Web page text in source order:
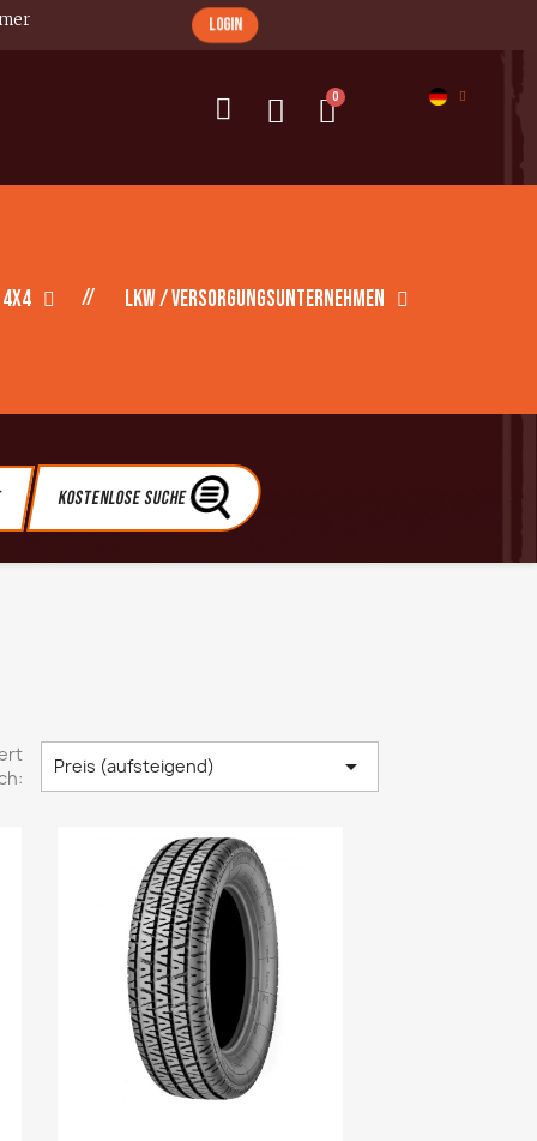
login
LKW / Versorgungsunternehmen
Kostenlose Suche
Preis (aufsteigend) 